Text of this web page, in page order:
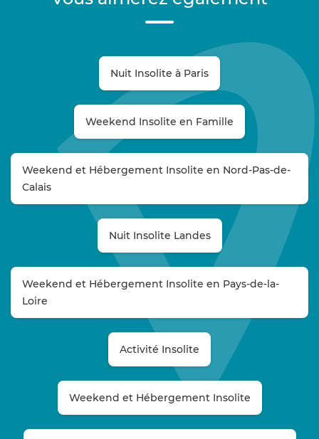
Nuit Insolite à Paris
Weekend Insolite en Famille
Weekend et Hébergement Insolite en Nord-Pas-de-
Calais
Nuit Insolite Landes
Weekend et Hébergement Insolite en Pays-de-la-
Loire
Activité Insolite
Weekend et Hébergement Insolite